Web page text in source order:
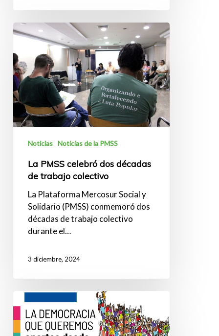
La
PMSS
celebró
dos
décadas
de
trabajo
colectivo
Noticias Noticias de la PMSS
La PMSS celebró dos décadas
de trabajo colectivo
La Plataforma Mercosur Social y
Solidario (PMSS) conmemoró dos
décadas de trabajo colectivo
durante el…
3 diciembre, 2024
|
Encuentro
regional La